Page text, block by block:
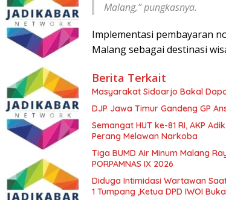
Malang,” pungkasnya.
Implementasi pembayaran
Malang sebagai destinasi
Berita Terkait
Masyarakat Sidoarjo Bakal
DJP Jawa Timur Gandeng GP
Semangat HUT ke-81 RI, AKP
Perang Melawan Narkoba
Tiga BUMD Air Minum Malang
PORPAMNAS IX 2026
Diduga Intimidasi Wartawan
1 Tumpang ,Ketua DPD IWOI